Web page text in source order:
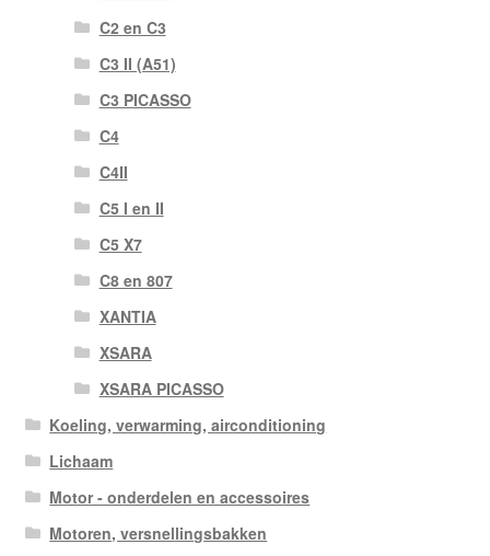
C2 en C3
C3 II (A51)
C3 PICASSO
C4
C4II
C5 I en II
C5 X7
C8 en 807
XANTIA
XSARA
XSARA PICASSO
Koeling, verwarming, airconditioning
Lichaam
Motor - onderdelen en accessoires
Motoren, versnellingsbakken